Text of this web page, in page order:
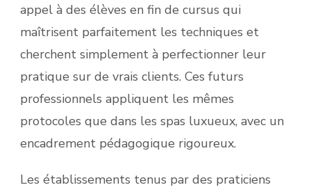
appel à des élèves en fin de cursus qui
maîtrisent parfaitement les techniques et
cherchent simplement à perfectionner leur
pratique sur de vrais clients. Ces futurs
professionnels appliquent les mêmes
protocoles que dans les spas luxueux, avec un
encadrement pédagogique rigoureux.
Les établissements tenus par des praticiens